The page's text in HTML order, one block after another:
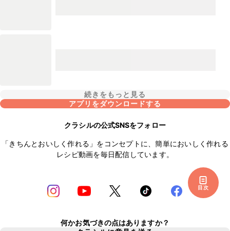
目次
続きをもっと見る
アプリをダウンロードする
クラシルの公式SNSをフォロー
「きちんとおいしく作れる」をコンセプトに、簡単においしく作れる
レシピ動画を毎日配信しています。
何かお気づきの点はありますか？